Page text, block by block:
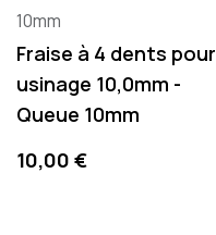
10mm
Fraise à 4 dents pour
usinage 10,0mm -
Queue 10mm
Preis
10,00 €